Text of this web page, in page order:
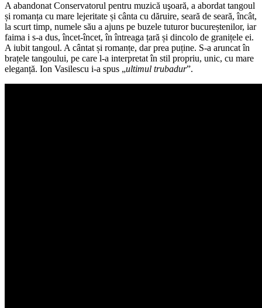
A abandonat Conservatorul pentru muzică uşoară, a abordat tangoul
și romanța cu mare lejeritate și cânta cu dăruire, seară de seară, încât,
la scurt timp, numele său a ajuns pe buzele tuturor bucureștenilor, iar
faima i s-a dus, încet-încet, în întreaga țară și dincolo de granițele ei.
A iubit tangoul. A cântat și romanțe, dar prea puține. S-a aruncat în
brațele tangoului, pe care l-a interpretat în stil propriu, unic, cu mare
eleganță. Ion Vasilescu i-a spus „ultimul trubadur”.